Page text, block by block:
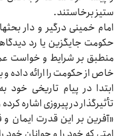
ستیز برخاستند.
امام خمینی درگیر و دار
حکومت جایگزین یا رد
منطبق بر شرایط و خواست
خاص از حکومت را ارائه داده و
ابتدا در پیام تاریخی
تأثیرگذار در پیروزی اشاره
«آفرین بر این قدرت ایمان